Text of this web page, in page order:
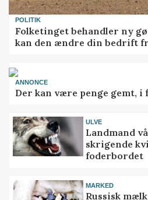
POLITIK
Folketinget behandler ny
kan den ændre din bedrift
ANNONCE
Der kan være penge gemt,
ULVE
Landmand
skrigende
foderbordet
MARKED
Russisk